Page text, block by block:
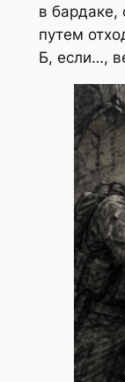
в
путем
Б, если…,